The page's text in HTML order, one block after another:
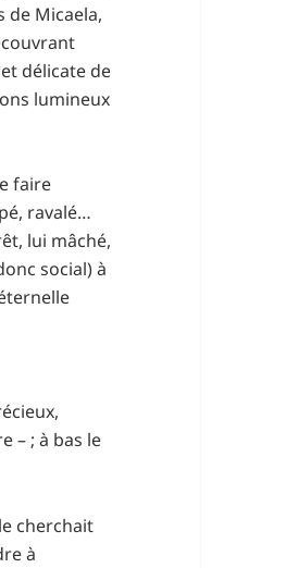
de Micaela,
délicate de
lumineux
faire
ravalé…
lui mâché,
social) à
– ; à bas le
cherchait
à